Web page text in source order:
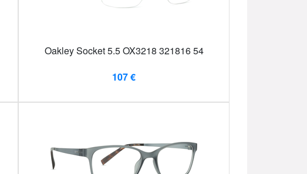
Oakley Socket 5.5 OX3218 321816 54
107 €